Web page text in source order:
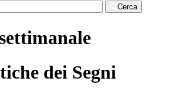
Cerca
dei Segni